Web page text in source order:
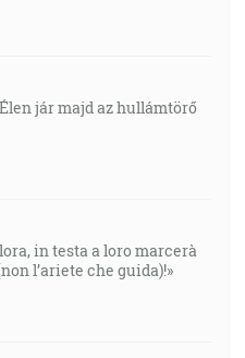
jár majd az hullámtörő
in testa a loro marcerà
l’ariete che guida)!»